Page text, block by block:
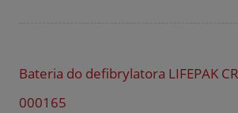
Bateria do defibrylatora LIFEPAK
000165